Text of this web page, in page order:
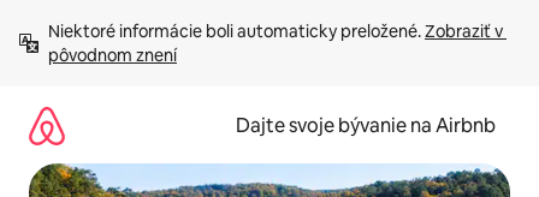
obsah.
Niektoré informácie boli automaticky preložené. Zobraziť v
pôvodnom znení
Dajte svoje bývanie na Airbnb